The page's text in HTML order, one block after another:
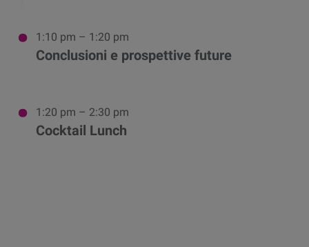
1:10 pm – 1:20 pm
Conclusioni e prospettive future
1:20 pm – 2:30 pm
Cocktail Lunch